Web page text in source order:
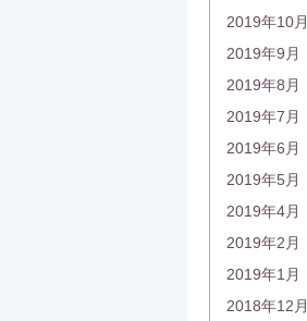
2019年10月
2019年9月
2019年8月
2019年7月
2019年6月
2019年5月
2019年4月
2019年2月
2019年1月
2018年12月